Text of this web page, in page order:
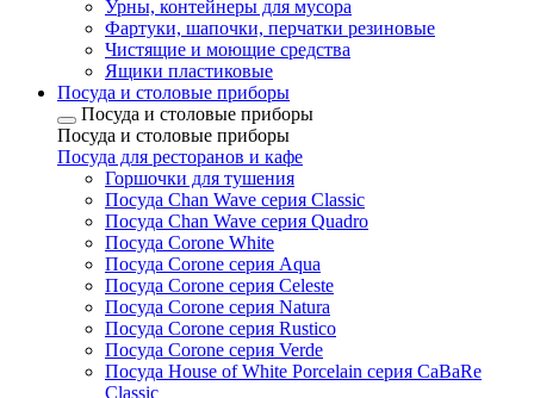
Урны, контейнеры для мусора
Фартуки, шапочки, перчатки резиновые
Чистящие и моющие средства
Ящики пластиковые
Посуда и столовые приборы
Посуда и столовые приборы
Посуда и столовые приборы
Посуда для ресторанов и кафе
Горшочки для тушения
Посуда Chan Wave серия Classic
Посуда Chan Wave серия Quadro
Посуда Corone White
Посуда Corone серия Aqua
Посуда Corone серия Celeste
Посуда Corone серия Natura
Посуда Corone серия Rustico
Посуда Corone серия Verde
Посуда House of White Porcelain серия CaBaRe
Classic